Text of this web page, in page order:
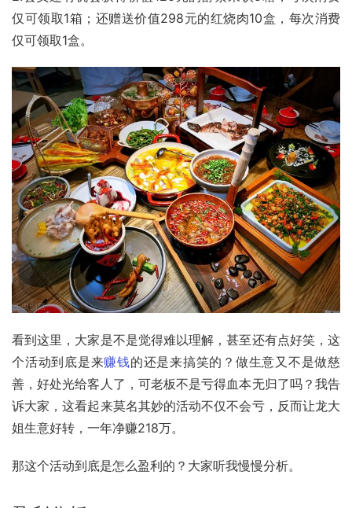
仅可领取1箱；还赠送价值298元的红烧肉10盒，每次消费
仅可领取1盒。
看到这里，大家是不是觉得难以理解，甚至还有点好笑，这
个活动到底是来赚钱的还是来搞笑的？做生意又不是做慈
善，好处光给客人了，可老板不是亏得血本无归了吗？我告
诉大家，这看起来莫名其妙的活动不仅不会亏，反而让龙大
姐生意好转，一年净赚218万。
那这个活动到底是怎么盈利的？大家听我慢慢分析。